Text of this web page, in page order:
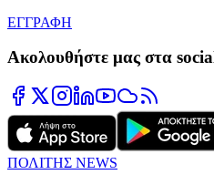
ΕΓΓΡΑΦΗ
Ακολουθήστε μας στα
ΠΟΛΙΤΗΣ NEWS